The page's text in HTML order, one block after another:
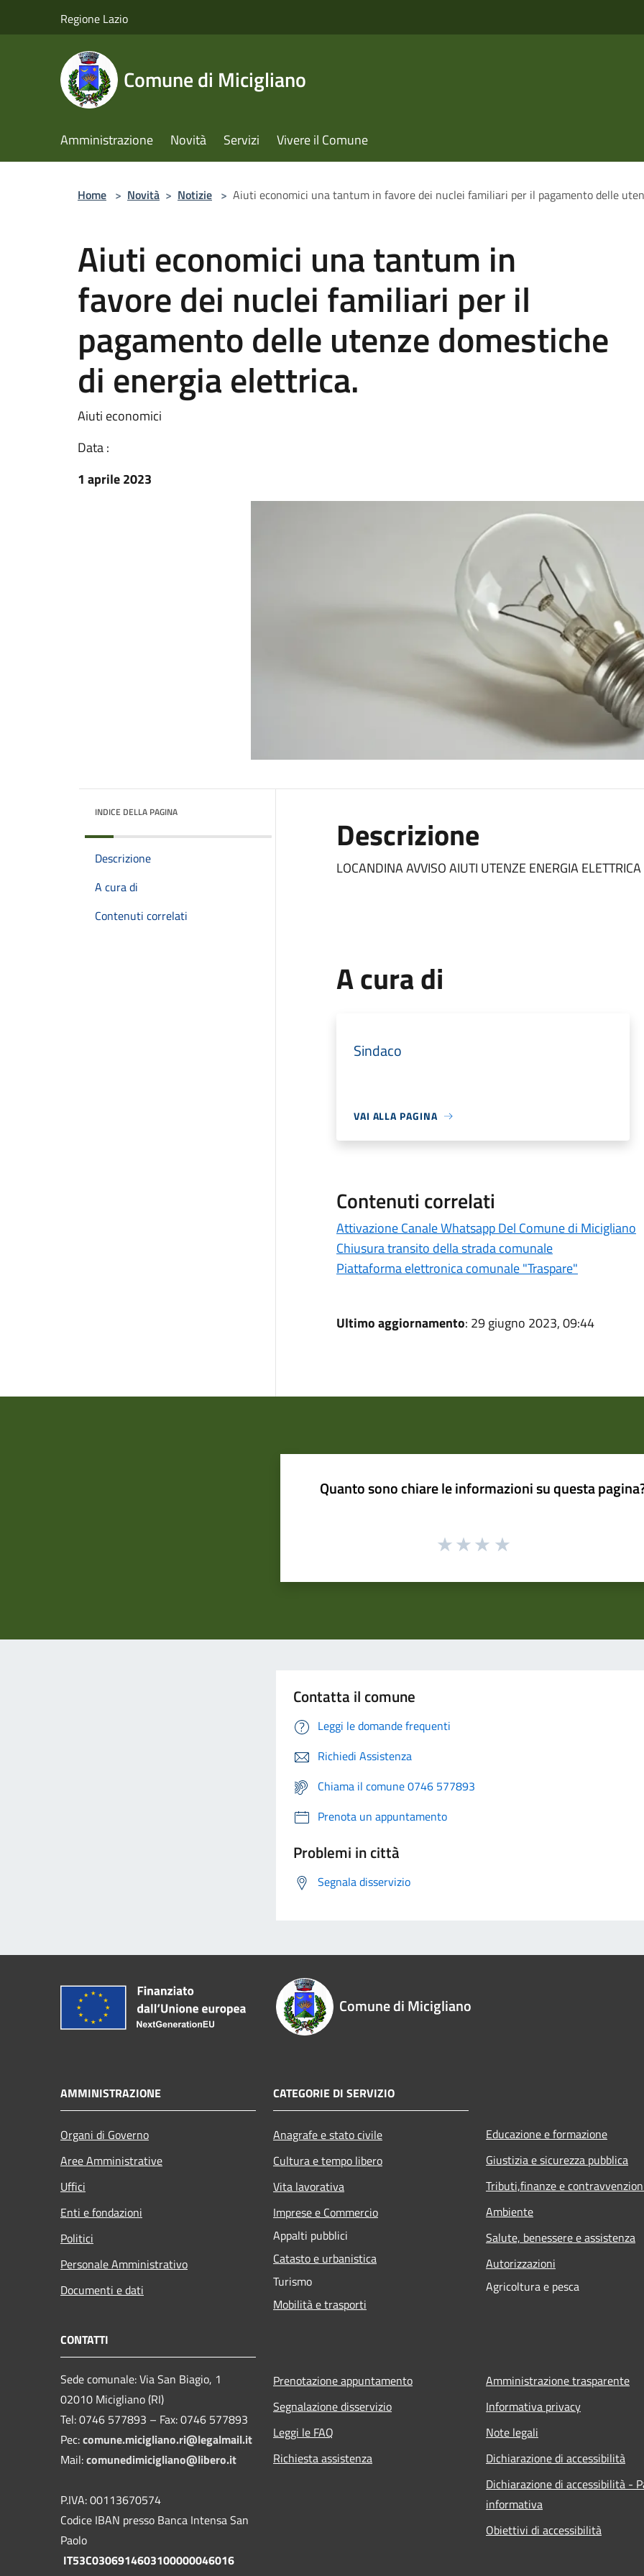
Regione Lazio
Comune di Micigliano
Amministrazione Novità Servizi Vivere il Comune
Home > Novità > Notizie > Aiuti economici una tantum in favore dei nuclei familiari per il pagamento delle
Aiuti economici una tantum in
favore dei nuclei familiari per il
pagamento delle utenze domestiche
di energia elettrica.
Aiuti economici
Data :
1 aprile 2023
INDICE DELLA PAGINA
Descrizione
A cura di
Contenuti correlati
Descrizione
LOCANDINA AVVISO AIUTI UTENZE ENERGIA ELETTRICA
A cura di
Sindaco
VAI ALLA PAGINA
Contenuti correlati
Attivazione Canale Whatsapp Del Comune di Micigliano
Chiusura transito della strada comunale
Piattaforma elettronica comunale "Traspare"
Ultimo aggiornamento: 29 giugno 2023, 09:44
Quanto sono chiare le informazioni su questa
Contatta il comune
Leggi le domande frequenti
Richiedi Assistenza
Chiama il comune 0746 577893
Prenota un appuntamento
Problemi in città
Segnala disservizio
Comune di Micigliano
AMMINISTRAZIONE
Organi di Governo
Aree Amministrative
Uffici
Enti e fondazioni
Politici
Personale Amministrativo
Documenti e dati
CATEGORIE DI SERVIZIO
Anagrafe e stato civile
Cultura e tempo libero
Vita lavorativa
Imprese e Commercio
Appalti pubblici
Catasto e urbanistica
Turismo
Mobilità e trasporti
Educazione e formazione
Giustizia e sicurezza pubblica
Tributi,finanze e
Ambiente
Salute, benessere e assistenza
Autorizzazioni
Agricoltura e pesca
CONTATTI
Sede comunale: Via San Biagio, 1
02010 Micigliano (RI)
Tel: 0746 577893 – Fax: 0746 577893
Pec:comune.micigliano.ri@legalmail.it
Mail:comunedimicigliano@libero.it
P.IVA: 00113670574
Codice IBAN presso Banca Intensa San
Paolo
IT53C0306914603100000046016
Prenotazione appuntamento
Segnalazione disservizio
Leggi le FAQ
Richiesta assistenza
Amministrazione trasparente
Informativa privacy
Note legali
Dichiarazione di accessibilità
Dichiarazione di accessibilità -
informativa
Obiettivi di accessibilità